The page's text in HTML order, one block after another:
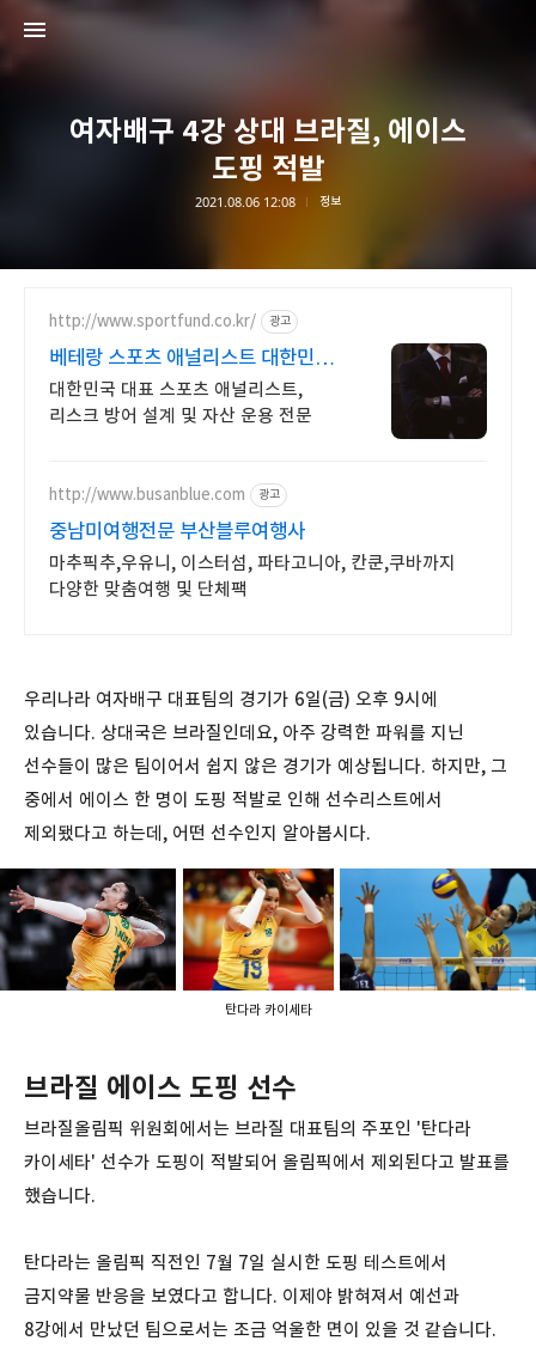
여자배구 4강 상대 브라질, 에이스
도핑 적발
2021.08.06 12:08 정보
http://www.sportfund.co.kr/ 광고
베테랑 스포츠 애널리스트 대한민국
1순위 전력 분석가
대한민국 대표 스포츠 애널리스트,
리스크 방어 설계 및 자산 운용 전문
http://www.busanblue.com 광고
중남미여행전문 부산블루여행사
마추픽추,우유니, 이스터섬, 파타고니아, 칸쿤,쿠바까지
다양한 맞춤여행 및 단체팩
우리나라 여자배구 대표팀의 경기가 6일(금) 오후 9시에
있습니다. 상대국은 브라질인데요, 아주 강력한 파워를 지닌
선수들이 많은 팀이어서 쉽지 않은 경기가 예상됩니다. 하지만, 그
중에서 에이스 한 명이 도핑 적발로 인해 선수리스트에서
제외됐다고 하는데, 어떤 선수인지 알아봅시다.
탄다라 카이세타
브라질 에이스 도핑 선수
브라질올림픽 위원회에서는 브라질 대표팀의 주포인 '탄다라
카이세타' 선수가 도핑이 적발되어 올림픽에서 제외된다고 발표를
했습니다.
탄다라는 올림픽 직전인 7월 7일 실시한 도핑 테스트에서
금지약물 반응을 보였다고 합니다. 이제야 밝혀져서 예선과
8강에서 만났던 팀으로서는 조금 억울한 면이 있을 것 같습니다.
대한민국 구석구석